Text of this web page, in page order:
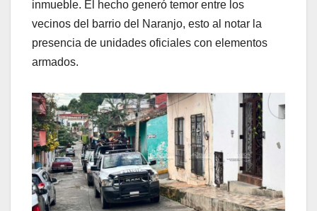
inmueble. El hecho generó temor entre los
vecinos del barrio del Naranjo, esto al notar la
presencia de unidades oficiales con elementos
armados.